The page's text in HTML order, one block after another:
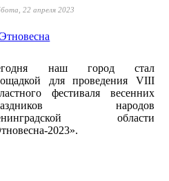
22 апреля 2023
наш город стал
для проведения VIII
фестиваля весенних
народов
области
2023».